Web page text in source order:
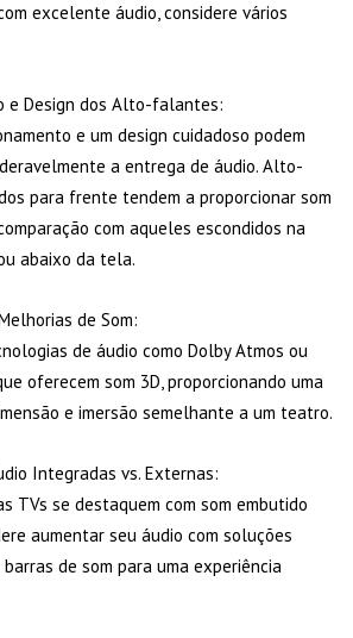
excelente áudio, considere vários
e Design dos Alto-falantes:
e um design cuidadoso podem
a entrega de áudio. Alto-
para frente tendem a proporcionar som
com aqueles escondidos na
abaixo da tela.
de Som:
de áudio como Dolby Atmos ou
oferecem som 3D, proporcionando uma
e imersão semelhante a um teatro.
Integradas vs. Externas:
TVs se destaquem com som embutido
aumentar seu áudio com soluções
de som para uma experiência